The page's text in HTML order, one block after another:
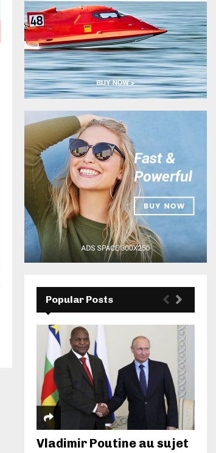
Popular Posts
Vladimir Poutine au sujet